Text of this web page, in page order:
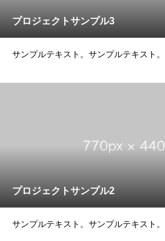
プロジェクトサンプル3
サンプルテキスト。サンプルテキスト。
プロジェクトサンプル2
サンプルテキスト。サンプルテキスト。